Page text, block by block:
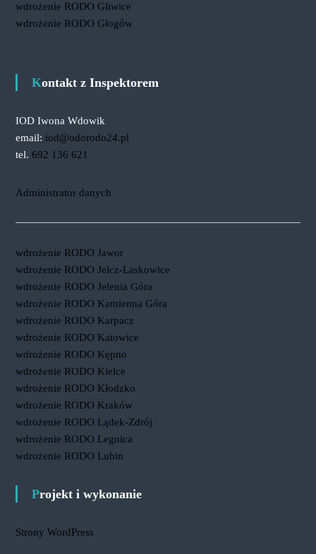
wdrożenie RODO Gliwice
wdrożenie RODO Głogów
Kontakt z Inspektorem
IOD Iwona Wdowik
email: iod@odorodo24.pl
tel. 692 136 621
Administrator danych
wdrożenie RODO Jawor
wdrożenie RODO Jelcz-Laskowice
wdrożenie RODO Jelenia Góra
wdrożenie RODO Kamienna Góra
wdrożenie RODO Karpacz
wdrożenie RODO Katowice
wdrożenie RODO Kępno
wdrożenie RODO Kielce
wdrożenie RODO Kłodzko
wdrożenie RODO Kraków
wdrożenie RODO Lądek-Zdrój
wdrożenie RODO Legnica
wdrożenie RODO Lubin
Projekt i wykonanie
Strony WordPress